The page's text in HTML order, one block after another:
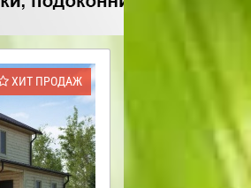
ХИТ ПРОДАЖ